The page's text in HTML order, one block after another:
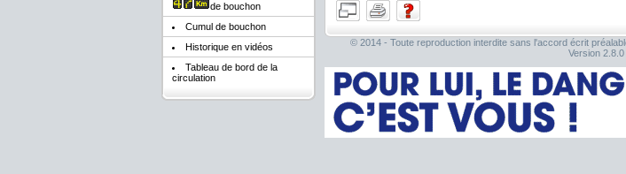
de bouchon
Cumul de bouchon
Historique en vidéos
Tableau de bord de la
circulation
© 2014 - Toute reproduction interdite sans l'accord écrit
Version 2.8.0